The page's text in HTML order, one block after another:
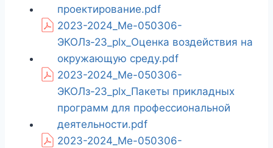
проектирование.pdf
2023-2024_Ме-050306-
ЭКОЛз-23_plx_Оценка воздействия на
окружающую среду.pdf
2023-2024_Ме-050306-
ЭКОЛз-23_plx_Пакеты прикладных
программ для профессиональной
деятельности.pdf
2023-2024_Ме-050306-